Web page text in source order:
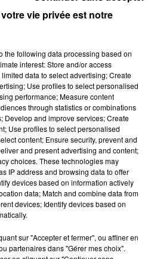
un grave dans un
la matinée, vendredi 7 août à
direction d'Orléans.
Voir plus
vie privée est notre
the following data processing based on
interest: Store and/or access
data to select advertising; Create
Use profiles to select personalised
performance; Measure content
through statistics or combinations
Develop and improve services; Create
Use profiles to select personalised
content; Ensure security, prevent and
and present advertising and content;
choices. These technologies may
IP address and browsing data to offer
devices based on information actively
data; Match and combine data from
devices; Identify devices based on
sur "Accepter et fermer", ou affiner en
partenaires dans "Gérer mes choix".